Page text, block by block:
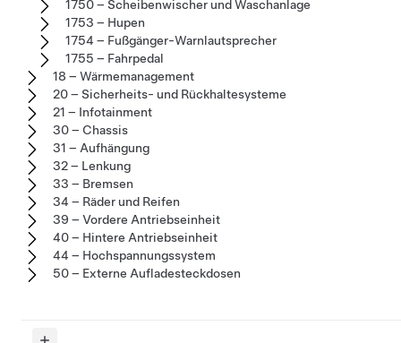
1750 – Scheibenwischer und Waschanlage
1753 – Hupen
1754 – Fußgänger-Warnlautsprecher
1755 – Fahrpedal
18 – Wärmemanagement
20 – Sicherheits- und Rückhaltesysteme
21 – Infotainment
30 – Chassis
31 – Aufhängung
32 – Lenkung
33 – Bremsen
34 – Räder und Reifen
39 – Vordere Antriebseinheit
40 – Hintere Antriebseinheit
44 – Hochspannungssystem
50 – Externe Aufladesteckdosen